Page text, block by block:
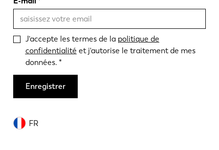
FR
J'accepte les termes de la politique de
confidentialité et j'autorise le traitement de mes
données.
Enregistrer